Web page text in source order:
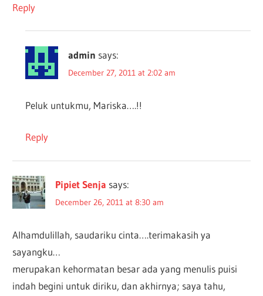
Reply
admin says:
December 27, 2011 at 2:02 am
Peluk untukmu, Mariska….!!
Reply
Pipiet Senja says:
December 26, 2011 at 8:30 am
Alhamdulillah, saudariku cinta….terimakasih ya
sayangku…
merupakan kehormatan besar ada yang menulis puisi
indah begini untuk diriku, dan akhirnya; saya tahu,